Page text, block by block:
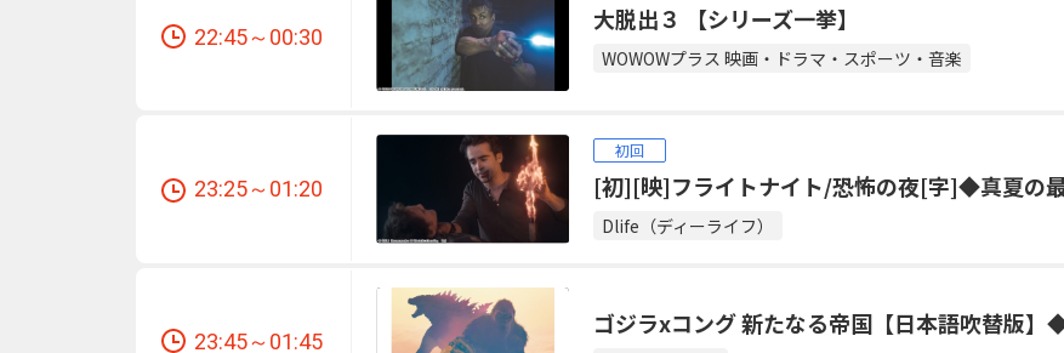
22:45～00:30
大脱出３ 【シリーズ一挙】
WOWOWプラス 映画・ドラマ・スポーツ・音楽
23:25～01:20
初回
[初][映]フライトナイト/恐怖の夜[字]◆真夏の
Dlife（ディーライフ）
23:45～01:45